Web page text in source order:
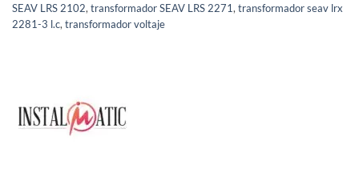
SEAV LRS 2102, transformador SEAV LRS 2271, transformador seav lrx
2281-3 l.c, transformador voltaje